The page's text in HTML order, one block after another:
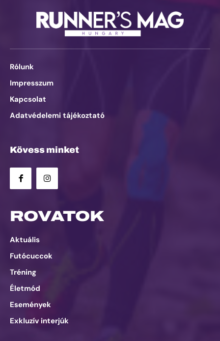
Rólunk
Impresszum
Kapcsolat
Adatvédelemi tájékoztató
Kövess minket
ROVATOK
Aktuális
Futócuccok
Tréning
Életmód
Események
Exkluzív interjúk